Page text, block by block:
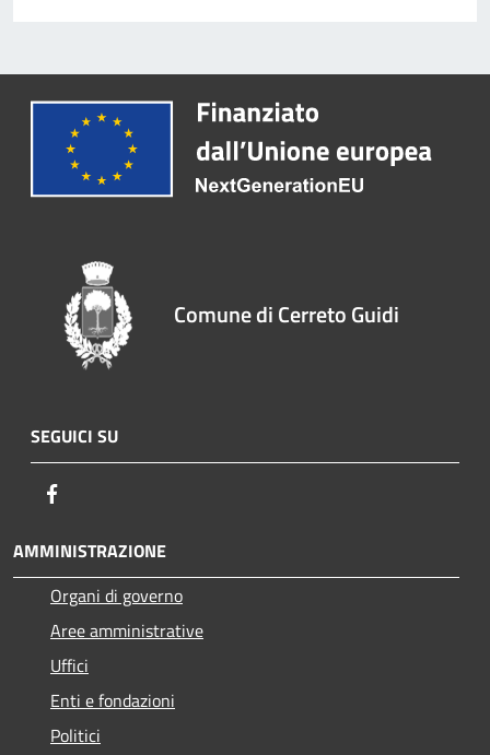
Comune di Cerreto Guidi
SEGUICI SU
AMMINISTRAZIONE
Organi di governo
Aree amministrative
Uffici
Enti e fondazioni
Politici